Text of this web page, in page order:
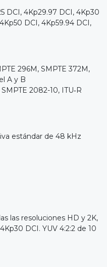
DCI, 4Kp29.97 DCI, 4Kp30
DCI, 4Kp59.94 DCI,
296M, SMPTE 372M,
A y B
2082-10, ITU‑R
estándar de 48 kHz
las resoluciones HD y 2K,
DCI. YUV 4:2:2 de 10